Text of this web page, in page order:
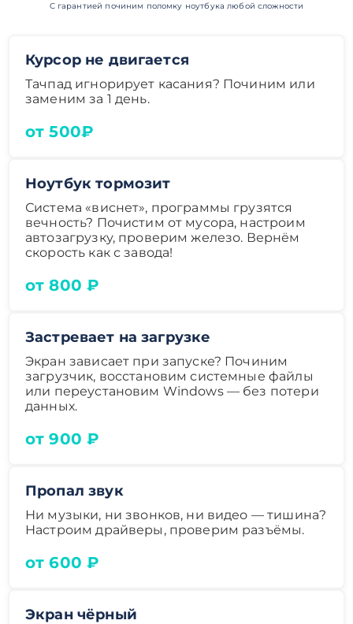
С гарантией починим поломку ноутбука любой сложности
Курсор не двигается
Тачпад игнорирует касания? Починим или
заменим за 1 день.
от 500₽
Ноутбук тормозит
Система «виснет», программы грузятся
вечность? Почистим от мусора, настроим
автозагрузку, проверим железо. Вернём
скорость как с завода!
от 800 ₽
Застревает на загрузке
Экран зависает при запуске? Починим
загрузчик, восстановим системные файлы
или переустановим Windows — без потери
данных.
от 900 ₽
Пропал звук
Ни музыки, ни звонков, ни видео — тишина?
Настроим драйверы, проверим разъёмы.
от 600 ₽
Экран чёрный